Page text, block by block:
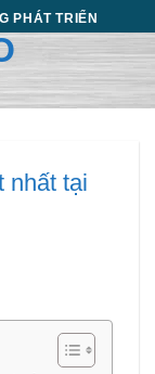
PHÁT TRIỂN
nhất tại